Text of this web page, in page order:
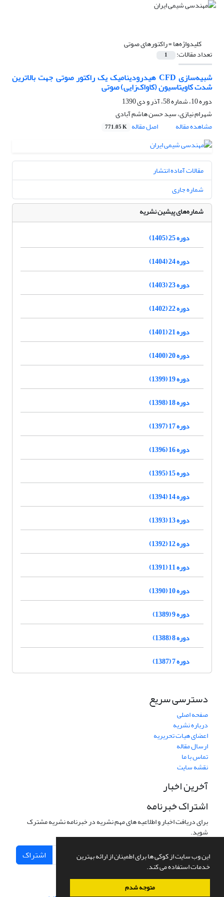
این وب سایت از کوکی ها برای اطمینان از ارائه بهترین
خدمات استفاده می کند.
متوجه شدم
کلیدواژه‌ها =راکتورهای صوتی
تعداد مقالات: 1
شبیه‌سازی CFD هیدرودینامیک یک راکتور صوتی جهت بالاترین
شدت کاویتاسیون (کاواک‌زایی) صوتی
دوره 10، شماره 58، آذر و دی 1390
شهرام نیازی، سید حسن هاشم آبادی
مشاهده مقاله
اصل مقاله 771.05 K
مقالات آماده انتشار
شماره جاری
شماره‌های پیشین نشریه
دوره 25 (1405)
دوره 24 (1404)
دوره 23 (1403)
دوره 22 (1402)
دوره 21 (1401)
دوره 20 (1400)
دوره 19 (1399)
دوره 18 (1398)
دوره 17 (1397)
دوره 16 (1396)
دوره 15 (1395)
دوره 14 (1394)
دوره 13 (1393)
دوره 12 (1392)
دوره 11 (1391)
دوره 10 (1390)
دوره 9 (1389)
دوره 8 (1388)
دوره 7 (1387)
دسترسی سریع
صفحه اصلی
درباره نشریه
اعضای هیات تحریریه
ارسال مقاله
تماس با ما
نقشه سایت
آخرین اخبار
اشتراک خبرنامه
برای دریافت اخبار و اطلاعیه های مهم نشریه در خبرنامه نشریه مشترک
شوید.
اشتراک